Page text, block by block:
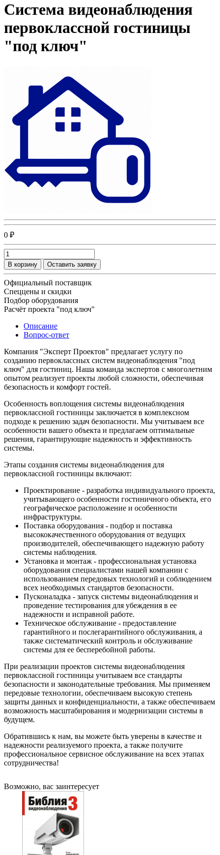
Система видеонаблюдения
первоклассной гостиницы
"под ключ"
0 ₽
В корзину Оставить заявку
Официальный поставщик
Спеццены и скидки
Подбор оборудования
Расчёт проекта "под ключ"
Описание
Вопрос-ответ
Компания "Эксперт Проектов" предлагает услугу по
созданию первоклассных систем видеонаблюдения "под
ключ" для гостиниц. Наша команда экспертов с многолетним
опытом реализует проекты любой сложности, обеспечивая
безопасность и комфорт гостей.
Особенность воплощения системы видеонаблюдения
первоклассной гостиницы заключается в комплексном
подходе к решению задач безопасности. Мы учитываем все
особенности вашего объекта и предлагаем оптимальные
решения, гарантирующие надежность и эффективность
системы.
Этапы создания системы видеонаблюдения для
первоклассной гостиницы включают:
Проектирование - разработка индивидуального проекта,
учитывающего особенности гостиничного объекта, его
географическое расположение и особенности
инфраструктуры.
Поставка оборудования - подбор и поставка
высококачественного оборудования от ведущих
производителей, обеспечивающего надежную работу
системы наблюдения.
Установка и монтаж - профессиональная установка
оборудования специалистами нашей компании с
использованием передовых технологий и соблюдением
всех необходимых стандартов безопасности.
Пусконаладка - запуск системы видеонаблюдения и
проведение тестирования для убеждения в ее
надежности и исправной работе.
Техническое обслуживание - предоставление
гарантийного и послегарантийного обслуживания, а
также систематический контроль и обслуживание
системы для ее бесперебойной работы.
При реализации проектов системы видеонаблюдения
первоклассной гостиницы учитываем все стандарты
безопасности и законодательные требования. Мы применяем
передовые технологии, обеспечиваем высокую степень
защиты данных и конфиденциальности, а также обеспечиваем
возможность масштабирования и модернизации системы в
будущем.
Обратившись к нам, вы можете быть уверены в качестве и
надежности реализуемого проекта, а также получите
профессиональное сервисное обслуживание на всех этапах
сотрудничества!
Возможно, вас заинтересует